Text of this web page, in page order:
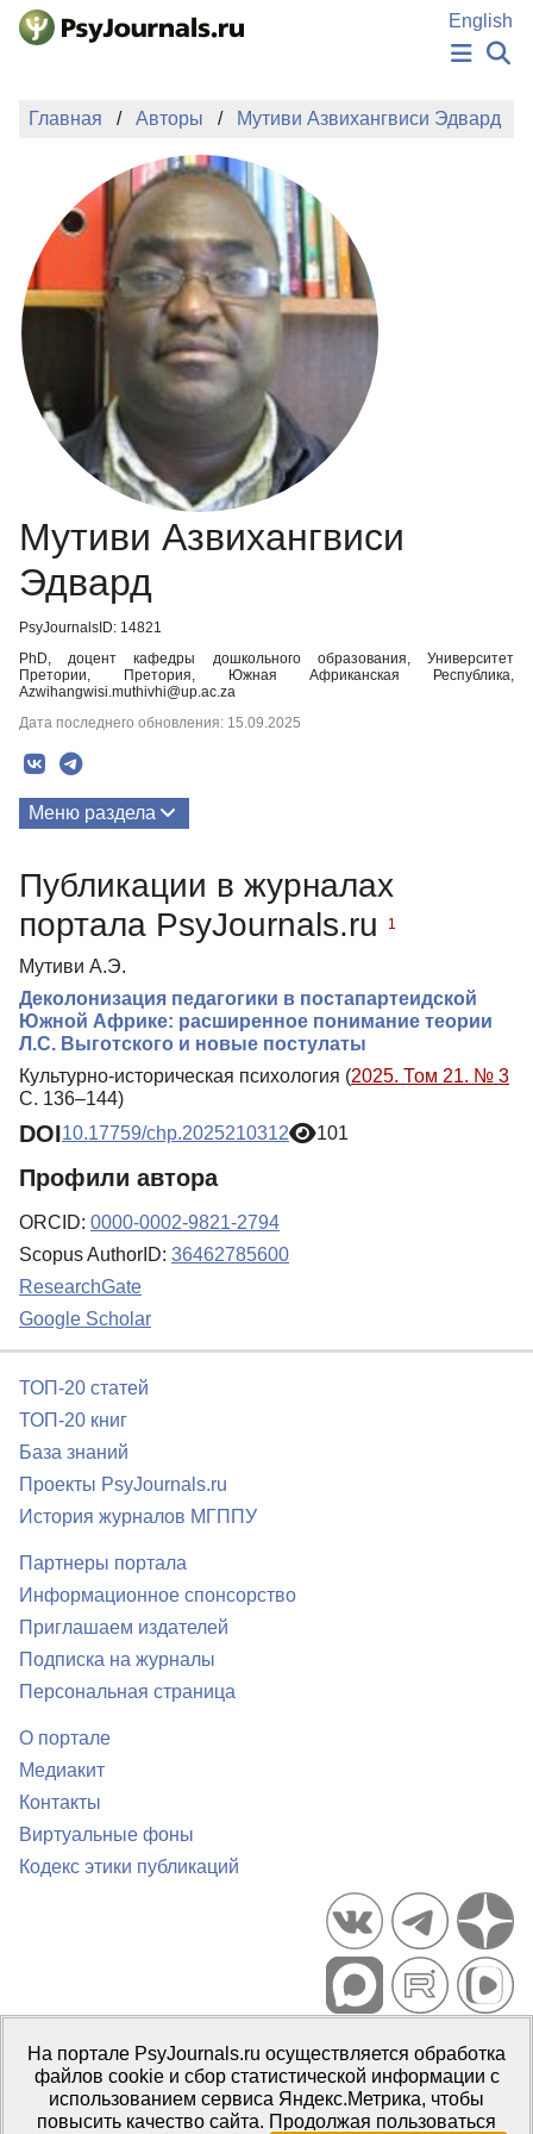
Перейти к основному содержанию
English
НОВОСТИ
АВТОРЫ
ПОДАТЬ РУКОПИСЬ
БАЗА ЗНАНИЙ
КЛЮЧЕВЫЕ СЛОВА
Регистрация
Главная Авторы Мутиви Азвихангвиси Эдвард
Мутиви Азвихангвиси
Эдвард
PsyJournalsID: 14821
PhD, доцент кафедры дошкольного образования, Университет
Претории, Претория, Южная Африканская Республика,
Azwihangwisi.muthivhi@up.ac.za
Дата последнего обновления: 15.09.2025
Меню раздела
Медиа-материалы
Публикации в журналах
портала PsyJournals.ru
1
Мутиви А.Э.
Деколонизация педагогики в постапартеидской
Южной Африке: расширенное понимание теории
Л.С. Выготского и новые постулаты
Культурно-историческая психология (2025. Том 21. № 3
С. 136–144)
DOI10.17759/chp.2025210312 101
Профили автора
ORCID: 0000-0002-9821-2794
Scopus AuthorID: 36462785600
ResearchGate
Google Scholar
ТОП-20 статей
ТОП-20 книг
База знаний
Проекты PsyJournals.ru
История журналов МГППУ
Партнеры портала
Информационное спонсорство
Приглашаем издателей
Подписка на журналы
Персональная страница
О портале
Медиакит
Контакты
Виртуальные фоны
Кодекс этики публикаций
Портал психологических изданий PsyJournals.ru, 2007–2026
Правила использования материалов
Свидетельство регистрации СМИЭл № ФС77-66447 от 14 июля
2016 г.
На портале PsyJournals.ru осуществляется обработка
файлов cookie и сбор статистической информации с
использованием сервиса Яндекс.Метрика, чтобы
повысить качество сайта. Продолжая пользоваться